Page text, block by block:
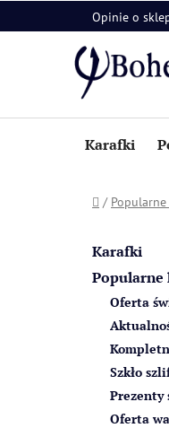
do
Opinie o
Karafki
Home
/
kategorie
Karafki
Popularne
Oferta
Szkło
Prezenty
Oferta